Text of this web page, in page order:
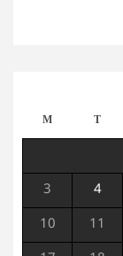
M T
3 4
10 11